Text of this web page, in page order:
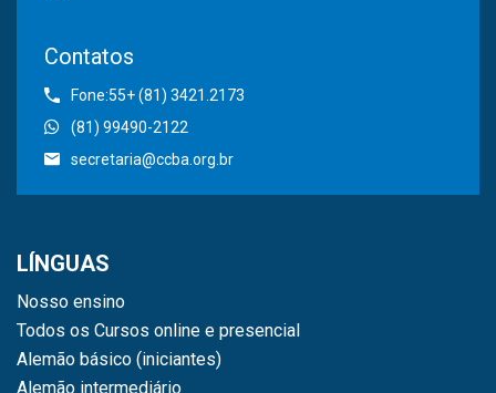
Contatos
Fone:55+ (81) 3421.2173
(81) 99490-2122
secretaria@ccba.org.br
LÍNGUAS
Nosso ensino
Todos os Cursos online e presencial
Alemão básico (iniciantes)
Alemão intermediário